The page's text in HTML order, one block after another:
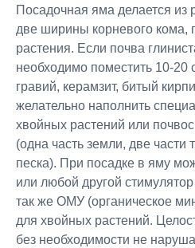
Посадочная яма делается из
две ширины корневого кома,
растения. Если почва
необходимо поместить 10-
гравий, керамзит, битый
желательно наполнить
хвойных растений или
(одна часть земли, две части
песка). При посадке в яму
или любой другой
так же ОМУ (органическое
для хвойных растений.
без необходимости не